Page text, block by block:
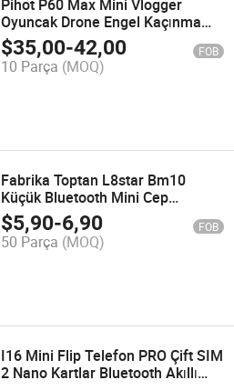
Pihot P60 Max Mini Vlogger
Oyuncak Drone Engel Kaçınma
Uzaktan Kumanda Uçak
Fotoğrafçılık Quadrotor Youtuber
Helikopter Hediyeleri
$35,00-42,00 FOB
10 Parça (MOQ)
Fabrika Toptan L8star Bm10
Küçük Bluetooth Mini Cep
Telefonu İkili SIM Yuvaları
$5,90-6,90 FOB
50 Parça (MOQ)
I16 Mini Flip Telefon PRO Çift SIM
2 Nano Kartlar Bluetooth Akıllı